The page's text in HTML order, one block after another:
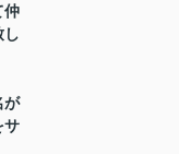
仲
し
が
サ